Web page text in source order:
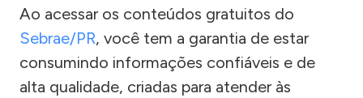
Ao acessar os conteúdos gratuitos do
Sebrae/PR, você tem a garantia de estar
consumindo informações confiáveis e de
alta qualidade, criadas para atender às